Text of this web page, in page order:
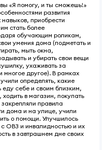
«Я помогу, и ты сможешь!»
развития
приобрести
стать более
обучающим роликам,
умения дома (подметать и
мыть окна,
и убирать свои вещи
ухаживать за
многое другое). В рамках
определять, какие
себе и своим близким,
ходить в магазин, покупать
правила
дома и на улице, учили
о помощи. Улучшилось
ОВЗ и инвалидностью и их
в завтрашнем дне своих